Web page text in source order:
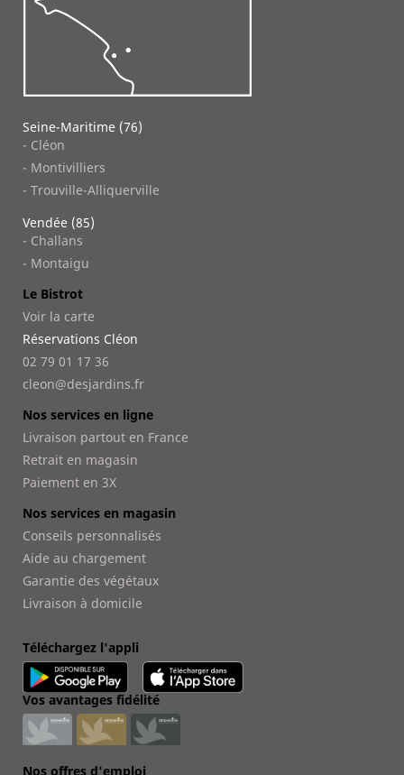
Seine-Maritime (76)
- Cléon
- Montivilliers
- Trouville-Alliquerville
Vendée (85)
- Challans
- Montaigu
Le Bistrot
Voir la carte
Réservations Cléon
02 79 01 17 36
cleon@desjardins.fr
Nos services en ligne
Livraison partout en France
Retrait en magasin
Paiement en 3X
Nos services en magasin
Conseils personnalisés
Aide au chargement
Garantie des végétaux
Livraison à domicile
Téléchargez l'appli
Vos avantages fidélité
Nos offres d'emploi